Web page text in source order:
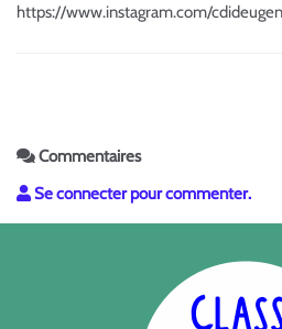
https://www.instagram.com/
Commentaires
Se connecter pour commenter.